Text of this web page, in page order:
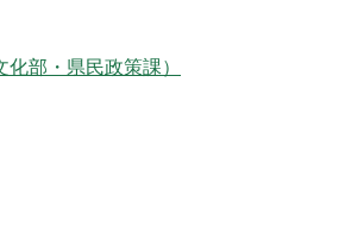
部・県民政策課）